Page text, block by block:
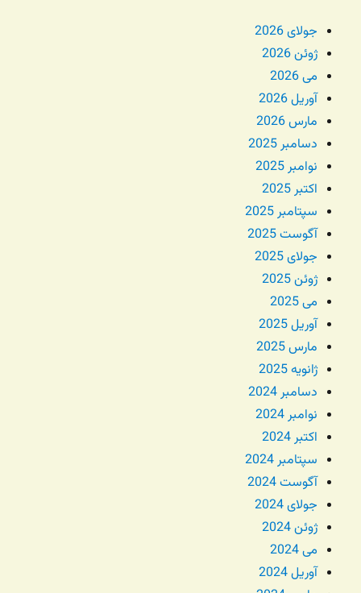
جولای 2026
ژوئن 2026
می 2026
آوریل 2026
مارس 2026
دسامبر 2025
نوامبر 2025
اکتبر 2025
سپتامبر 2025
آگوست 2025
جولای 2025
ژوئن 2025
می 2025
آوریل 2025
مارس 2025
ژانویه 2025
دسامبر 2024
نوامبر 2024
اکتبر 2024
سپتامبر 2024
آگوست 2024
جولای 2024
ژوئن 2024
می 2024
آوریل 2024